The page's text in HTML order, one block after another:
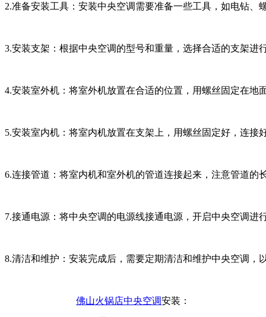
2.准备安装工具：安装中央空调需要准备一些工具，如电钻、
3.安装支架：根据中央空调的型号和重量，选择合适的支架进
4.安装室外机：将室外机放置在合适的位置，用螺丝固定在地
5.安装室内机：将室内机放置在支架上，用螺丝固定好，连接
6.连接管道：将室内机和室外机的管道连接起来，注意管道的
7.接通电源：将中央空调的电源线接通电源，开启中央空调进
8.清洁和维护：安装完成后，需要定期清洁和维护中央空调，
佛山火锅店中央空调安装：